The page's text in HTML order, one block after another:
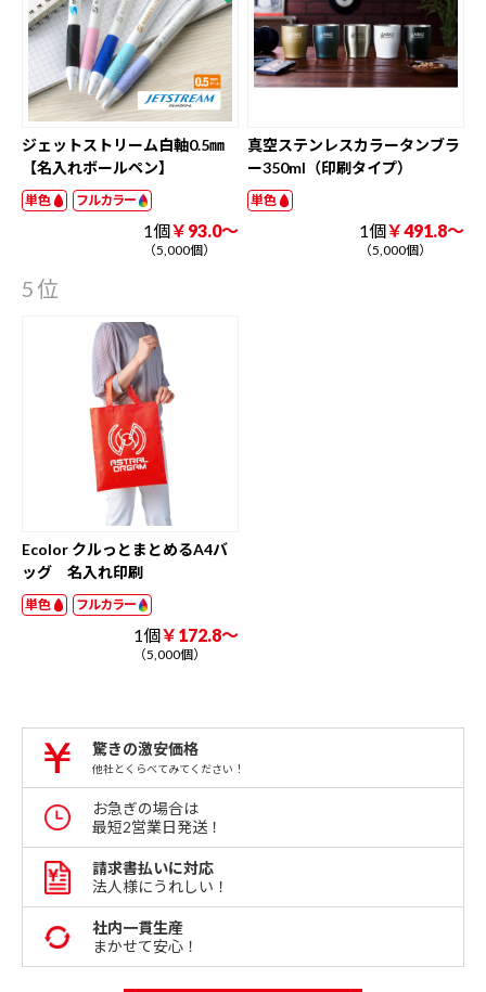
ジェットストリーム白軸0.5㎜
【名入れボールペン】
単色 フルカラー
1個￥93.0～
（5,000個）
真空ステンレスカラータンブラ
ー350ml（印刷タイプ）
単色
1個￥491.8～
（5,000個）
5位
Ecolor クルっとまとめるA4バ
ッグ 名入れ印刷
単色 フルカラー
1個￥172.8～
（5,000個）
驚きの激安価格
他社とくらべてみてください！
お急ぎの場合は
最短2営業日発送！
請求書払いに対応
法人様にうれしい！
社内一貫生産
まかせて安心！